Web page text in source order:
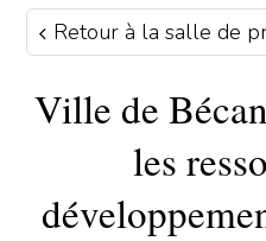
Retour à la salle de
Ville de
les